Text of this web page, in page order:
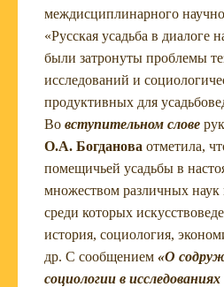
междисциплинарного
«Русская усадьба в диалоге
были затронуты проблемы
исследований и
продуктивных для
Во вступительном слове
О.А. Богданова отметила,
помещичьей усадьбы в
множеством различных наук
среди которых
история, социология,
др. С сообщением «О
социологии в исследованиях